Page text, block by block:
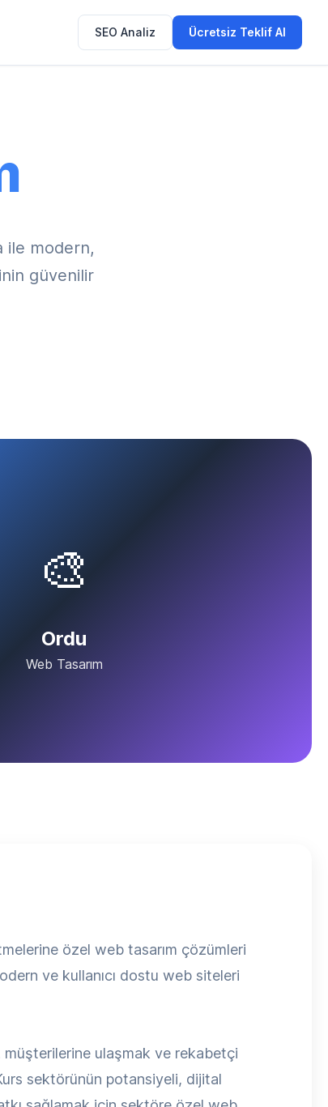
SEO Analiz Ücretsiz Teklif Al
ile modern,
güvenilir
🎨
Ordu
Web Tasarım
özel web tasarım çözümleri
ve kullanıcı dostu web siteleri
ulaşmak ve rekabetçi
sektörünün potansiyeli, dijital